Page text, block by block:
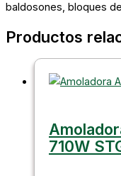
baldosones, bloques
Productos
710W